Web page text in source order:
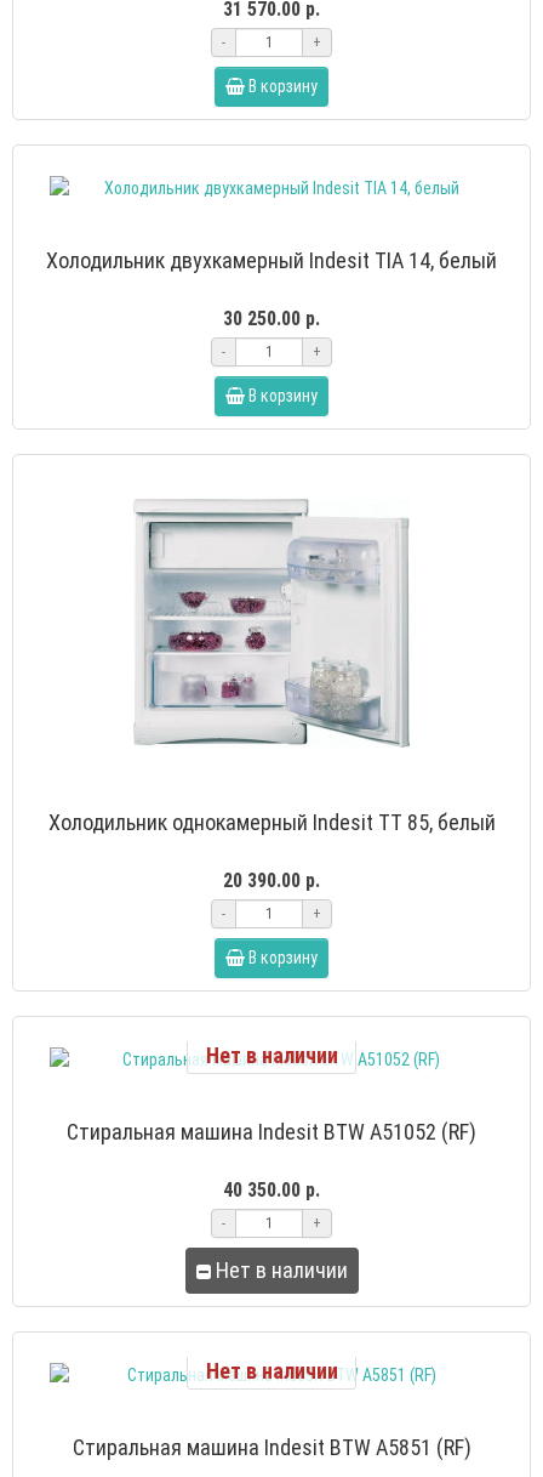
31 570.00 р.
- +
В корзину
Холодильник двухкамерный Indesit TIA 14, белый
30 250.00 р.
- +
В корзину
Холодильник однокамерный Indesit TT 85, белый
20 390.00 р.
- +
В корзину
Нет в наличии
Стиральная машина Indesit BTW A51052 (RF)
40 350.00 р.
- +
Нет в наличии
Нет в наличии
Стиральная машина Indesit BTW A5851 (RF)